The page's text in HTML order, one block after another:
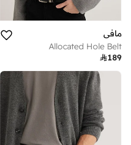
مافي
Allocated Hole Belt
189